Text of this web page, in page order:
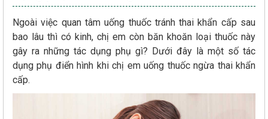
Ngoài việc quan tâm uống thuốc tránh thai khẩn cấp sau
bao lâu thì có kinh, chị em còn băn khoăn loại thuốc này
gây ra những tác dụng phụ gì? Dưới đây là một số tác
dụng phụ điển hình khi chị em uống thuốc ngừa thai khẩn
cấp.